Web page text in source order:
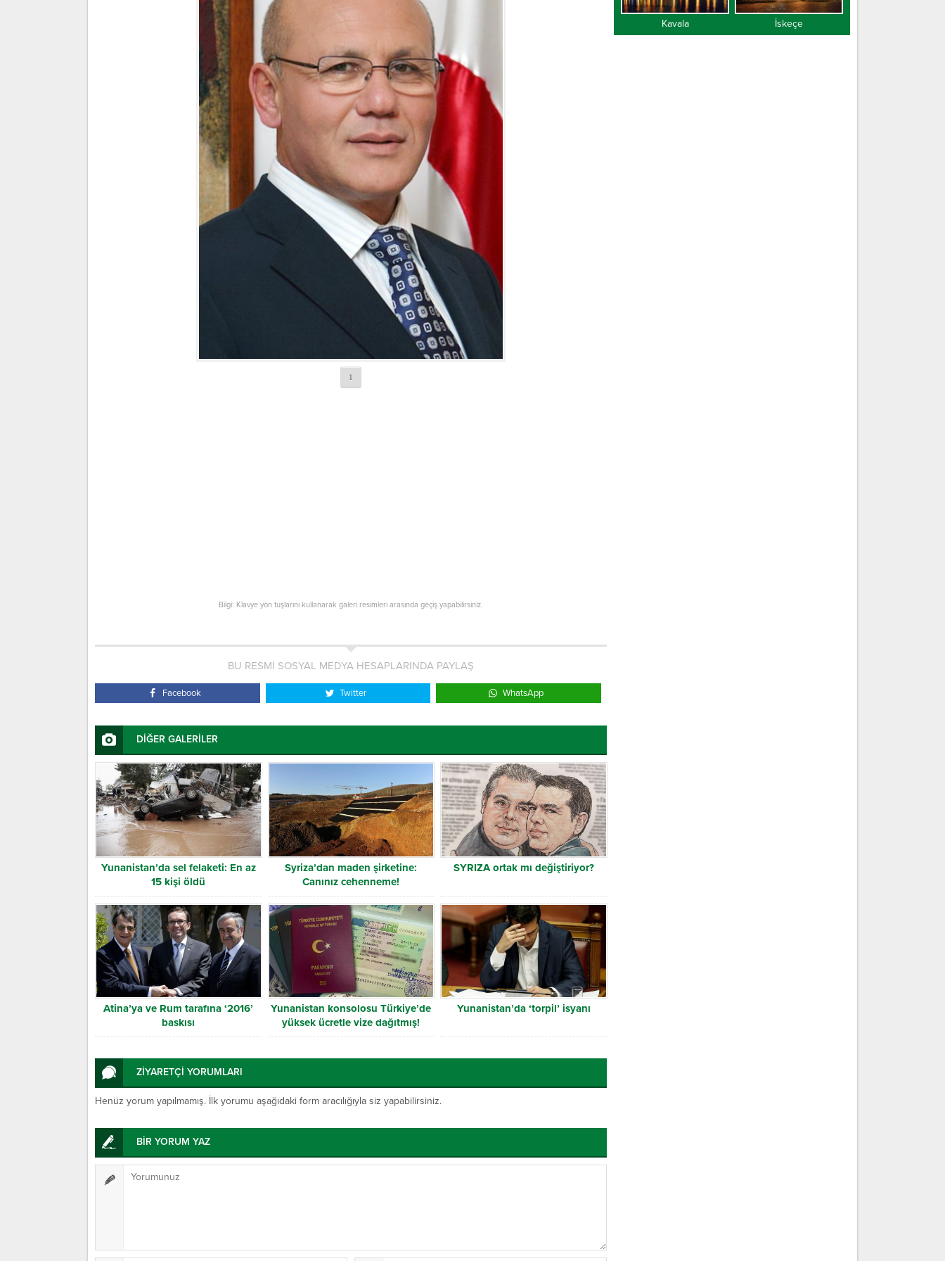
1
Bilgi: Klavye yön tuşlarını kullanarak galeri resimleri arasında geçiş yapabilirsiniz.
BU RESMİ SOSYAL MEDYA HESAPLARINDA PAYLAŞ
Facebook Twitter WhatsApp
DİĞER GALERİLER
Yunanistan’da sel felaketi: En az
15 kişi öldü
Syriza’dan maden şirketine:
Canınız cehenneme!
SYRIZA ortak mı değiştiriyor?
Atina’ya ve Rum tarafına ‘2016’
baskısı
Yunanistan konsolosu Türkiye’de
yüksek ücretle vize dağıtmış!
Yunanistan’da ‘torpil’ isyanı
ZİYARETÇİ YORUMLARI
Henüz yorum yapılmamış. İlk yorumu aşağıdaki form aracılığıyla siz yapabilirsiniz.
BİR YORUM YAZ
Kavala İskeçe